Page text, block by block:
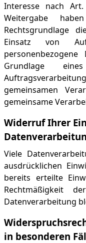
Interesse nach
Weitergabe
Rechtsgrundlage
Einsatz von
Grundlage
gemeinsamen
gemeinsame
Widerruf Ihrer
Viele
ausdrücklichen
bereits erteilte
Rechtmäßigkeit
Datenverarbeitung
in besonderen